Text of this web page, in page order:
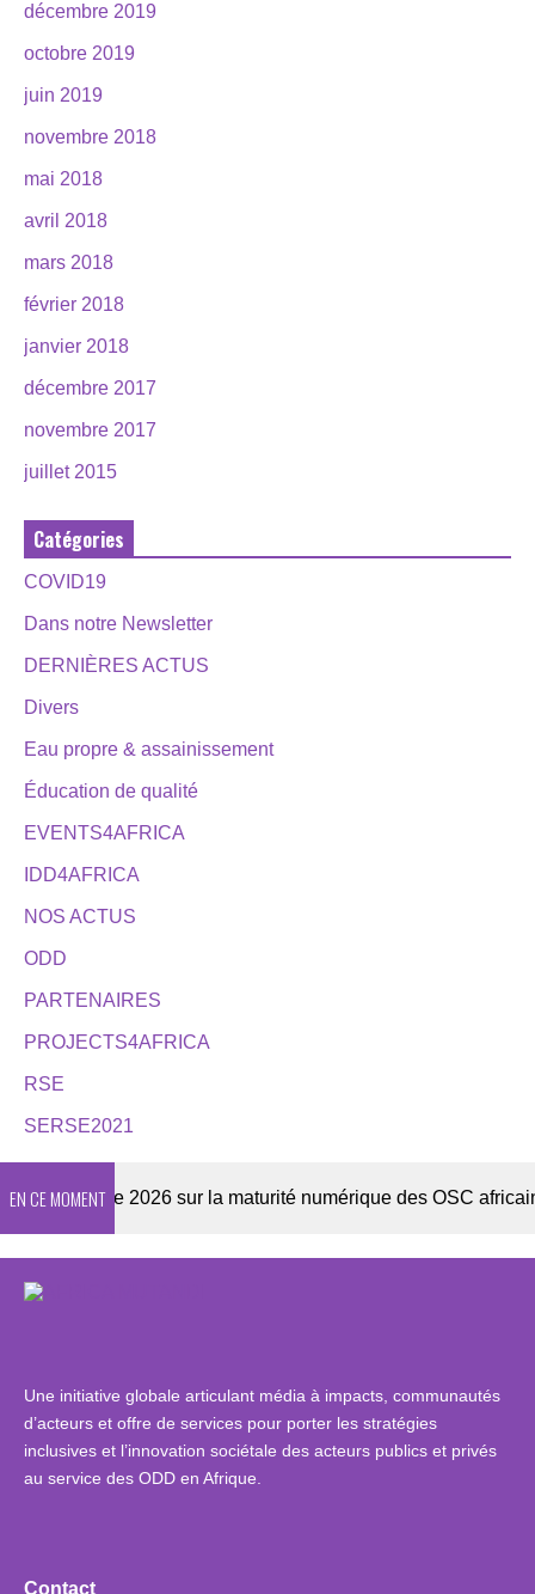
décembre 2019
octobre 2019
juin 2019
novembre 2018
mai 2018
avril 2018
mars 2018
février 2018
janvier 2018
décembre 2017
novembre 2017
juillet 2015
Catégories
COVID19
Dans notre Newsletter
DERNIÈRES ACTUS
Divers
Eau propre & assainissement
Éducation de qualité
EVENTS4AFRICA
IDD4AFRICA
NOS ACTUS
ODD
PARTENAIRES
PROJECTS4AFRICA
RSE
SERSE2021
EN CE MOMENT
Enquête 2026 sur la maturité numérique des OSC africaines
Une initiative globale articulant média à impacts, communautés
d’acteurs et offre de services pour porter les stratégies
inclusives et l’innovation sociétale des acteurs publics et privés
au service des ODD en Afrique.
Contact